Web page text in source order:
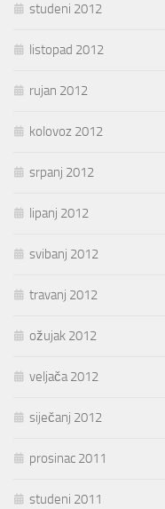
studeni 2012
listopad 2012
rujan 2012
kolovoz 2012
srpanj 2012
lipanj 2012
svibanj 2012
travanj 2012
ožujak 2012
veljača 2012
siječanj 2012
prosinac 2011
studeni 2011